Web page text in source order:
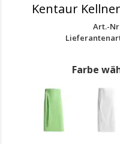
Kentaur
Art.-
Farbe